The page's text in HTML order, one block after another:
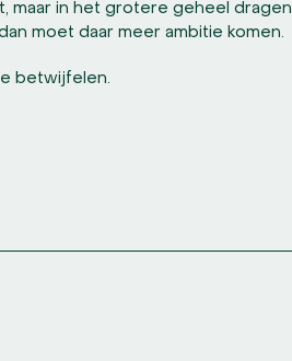
maar in het grotere geheel dragen
moet daar meer ambitie komen.
betwijfelen.